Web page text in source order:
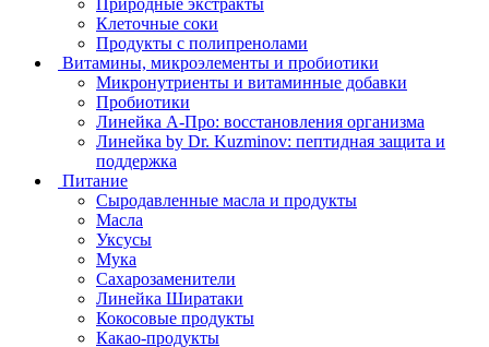
Клеточные соки
Продукты с полипренолами
Витамины, микроэлементы и пробиотики
Микронутриенты и витаминные добавки
Пробиотики
Линейка А-Про: восстановления организма
Линейка by Dr. Kuzminov: пептидная защита и
поддержка
Питание
Сыродавленные масла и продукты
Масла
Уксусы
Мука
Сахарозаменители
Линейка Ширатаки
Кокосовые продукты
Какао-продукты